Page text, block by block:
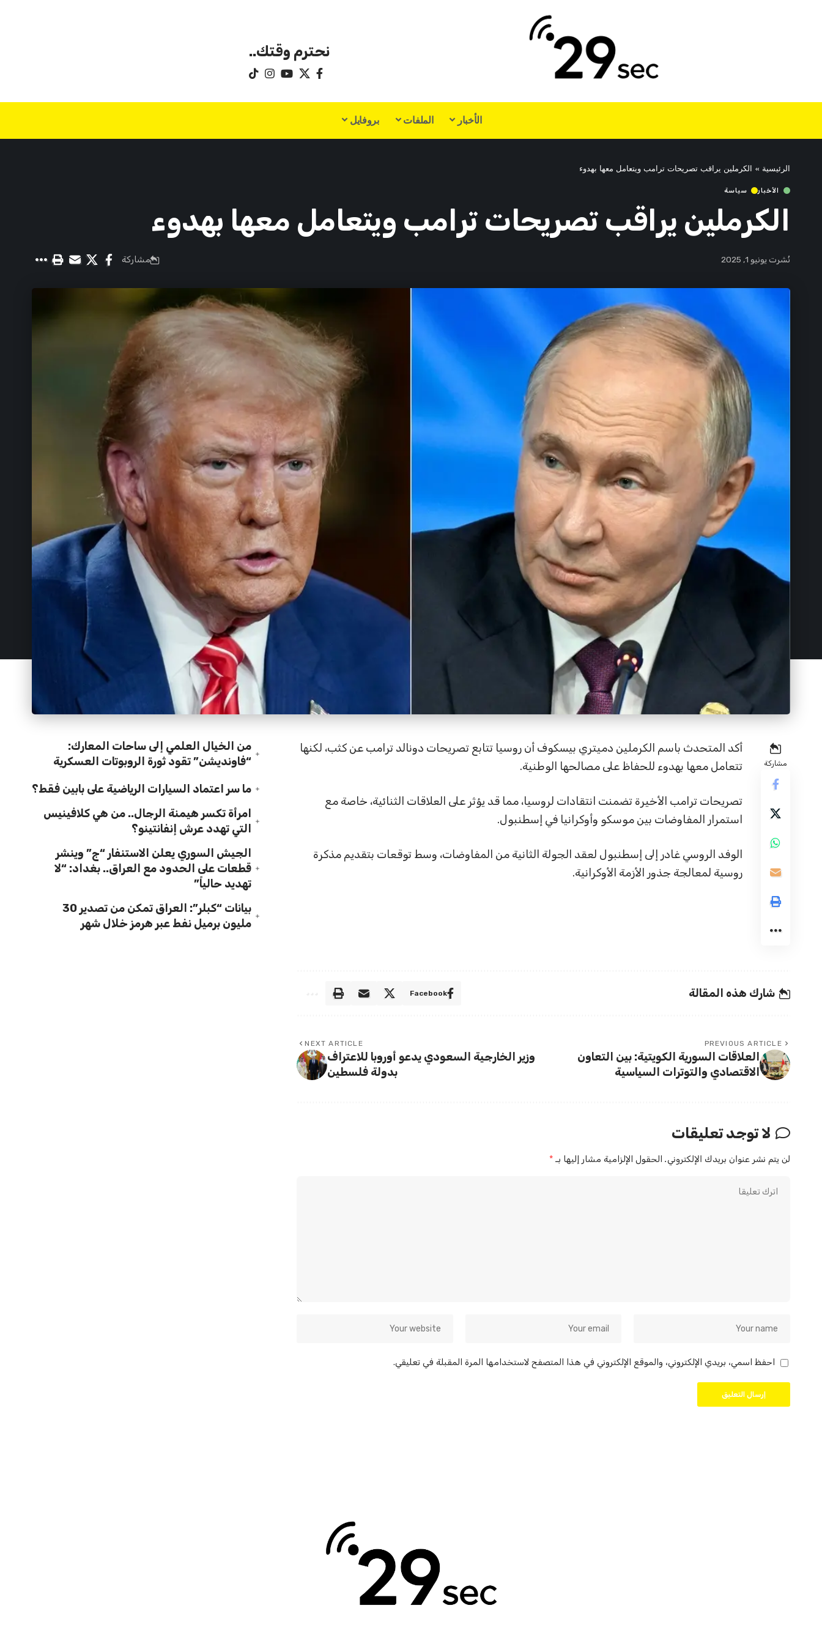
نحترم وقتك..
الأخبار الملفات بروفايل
الرئيسية » الكرملين يراقب تصريحات ترامب ويتعامل معها بهدوء
الأخبار سياسة
الكرملين يراقب تصريحات ترامب ويتعامل معها بهدوء
نُشرت يونيو 1, 2025 مشاركة
مشاركة
أكد المتحدث باسم الكرملين دميتري بيسكوف أن روسيا تتابع تصريحات دونالد ترامب عن كثب، لكنها
تتعامل معها بهدوء للحفاظ على مصالحها الوطنية.
تصريحات ترامب الأخيرة تضمنت انتقادات لروسيا، مما قد يؤثر على العلاقات الثنائية، خاصة مع
استمرار المفاوضات بين موسكو وأوكرانيا في إسطنبول.
الوفد الروسي غادر إلى إسطنبول لعقد الجولة الثانية من المفاوضات، وسط توقعات بتقديم مذكرة
روسية لمعالجة جذور الأزمة الأوكرانية.
شارك هذه المقالة Facebook
PREVIOUS ARTICLE
العلاقات السورية الكويتية: بين التعاون
الاقتصادي والتوترات السياسية
NEXT ARTICLE
وزير الخارجية السعودي يدعو أوروبا للاعتراف
بدولة فلسطين
لا توجد تعليقات
لن يتم نشر عنوان بريدك الإلكتروني. الحقول الإلزامية مشار إليها بـ *
احفظ اسمي، بريدي الإلكتروني، والموقع الإلكتروني في هذا المتصفح لاستخدامها المرة المقبلة في تعليقي.
من الخيال العلمي إلى ساحات المعارك:
“فاونديشن” تقود ثورة الروبوتات العسكرية
ما سر اعتماد السيارات الرياضية على بابين فقط؟
امرأة تكسر هيمنة الرجال.. من هي كلافينيس
التي تهدد عرش إنفانتينو؟
الجيش السوري يعلن الاستنفار “ج” وينشر
قطعات على الحدود مع العراق.. بغداد: “لا
تهديد حالياً”
بيانات “كبلر”: العراق تمكن من تصدير 30
مليون برميل نفط عبر هرمز خلال شهر